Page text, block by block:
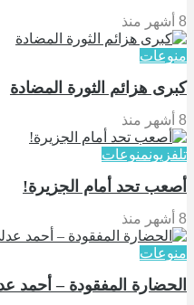
8 أشهر منذ
منوعات
كبرى هزائم الثورة المضادة
8 أشهر منذ
تلفزيونمنوعات
أصعب تحد أمام الجزيرة!
8 أشهر منذ
منوعات
الحضارة المفقودة –